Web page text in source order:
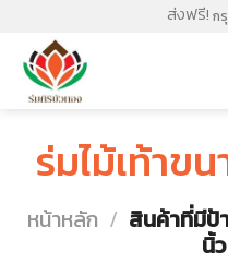
content
ส่งฟรี! ก
ร่มไม้เท้าข
หน้าหลัก / สินค้าที่มีป้
นิ้